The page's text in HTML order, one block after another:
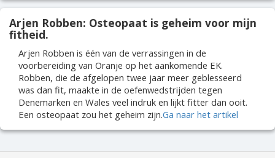
Arjen Robben: Osteopaat is geheim voor mijn
fitheid.
Arjen Robben is één van de verrassingen in de
voorbereiding van Oranje op het aankomende EK.
Robben, die de afgelopen twee jaar meer geblesseerd
was dan fit, maakte in de oefenwedstrijden tegen
Denemarken en Wales veel indruk en lijkt fitter dan ooit.
Een osteopaat zou het geheim zijn.Ga naar het artikel